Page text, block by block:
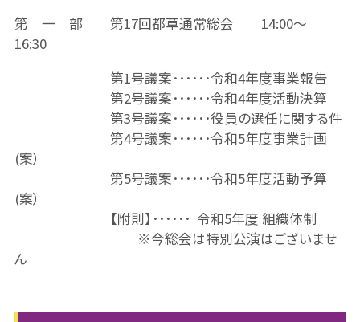
第 一 部 第17回都草通常総会 14:00～
16:30
第1号議案･･････令和4年度事業報告
第2号議案･･････令和4年度活動決算
第3号議案･･････役員の選任に関する件
第4号議案･･････令和5年度事業計画
(案）
第5号議案･･････令和5年度活動予算
(案）
【附則】･･････ 令和5年度 組織体制
※今総会は特別公演はございませ
ん